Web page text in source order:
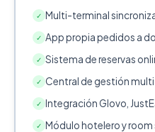
✓ Multi-terminal
✓ App propia pedidos a
✓ Sistema de reservas
✓ Central de gestión
✓ Integración Glovo,
✓ Módulo hotelero y room